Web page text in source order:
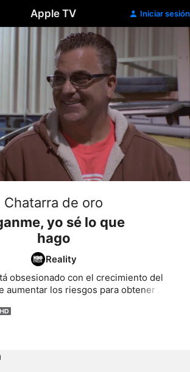
Apple TV Iniciar sesión
Chatarra de oro
yo sé lo que
hago
Reality
obsesionado con el crecimiento del
aumentar los riesgos para obtener